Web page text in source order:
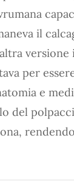
il
per
e
del